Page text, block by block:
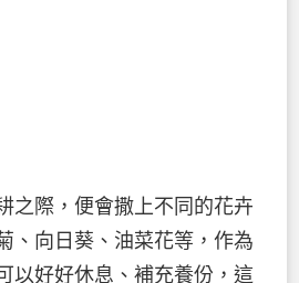
之際，便會撒上不同的花卉
、向日葵、油菜花等，作為
以好好休息、補充養份，這